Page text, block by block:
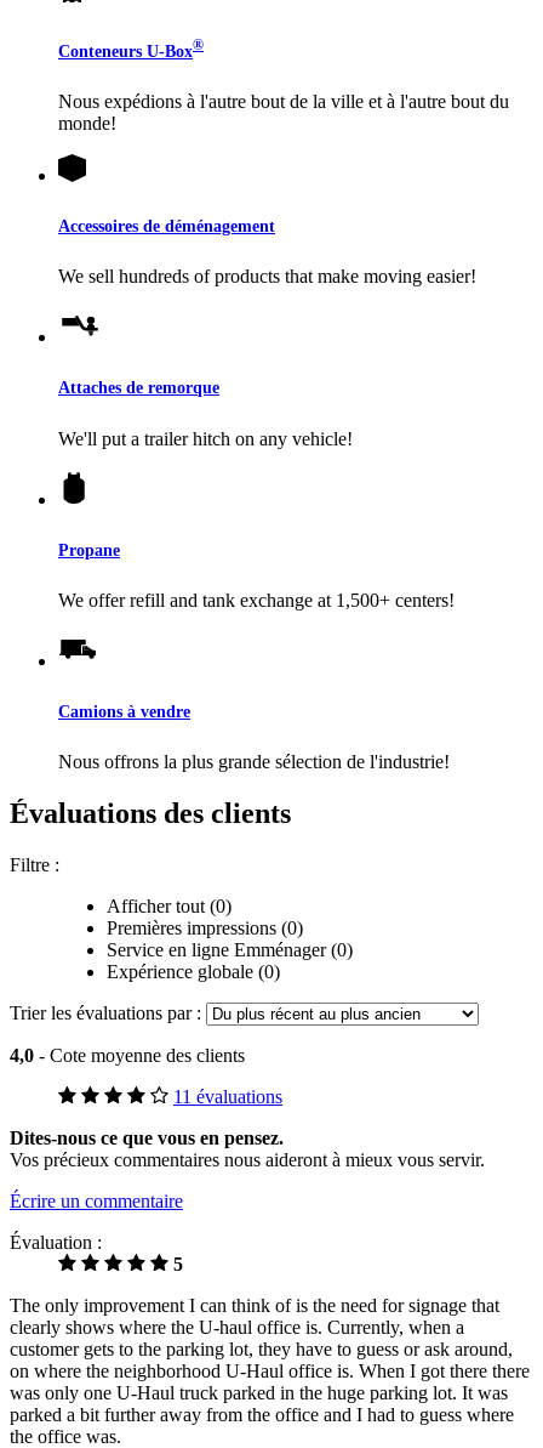
Conteneurs U-Box®
Nous expédions à l'autre bout de la ville et à l'autre bout du
monde!
Accessoires de déménagement
We sell hundreds of products that make moving easier!
Attaches de remorque
We'll put a trailer hitch on any vehicle!
Propane
We offer refill and tank exchange at 1,500+ centers!
Camions à vendre
Nous offrons la plus grande sélection de l'industrie!
Évaluations des clients
Filtre :
Afficher tout (0)
Premières impressions (0)
Service en ligne Emménager (0)
Expérience globale (0)
Trier les évaluations par :
4,0 - Cote moyenne des clients
11 évaluations
Dites-nous ce que vous en pensez.
Vos précieux commentaires nous aideront à mieux vous servir.
Écrire un commentaire
Évaluation :
5
The only improvement I can think of is the need for signage that
clearly shows where the U-haul office is. Currently, when a
customer gets to the parking lot, they have to guess or ask around,
on where the neighborhood U-Haul office is. When I got there there
was only one U-Haul truck parked in the huge parking lot. It was
parked a bit further away from the office and I had to guess where
the office was.